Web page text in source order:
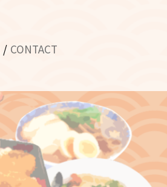
CONTACT